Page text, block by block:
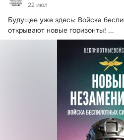
22 июл
Будущее уже здесь: Войска
открывают новые горизонты! ...